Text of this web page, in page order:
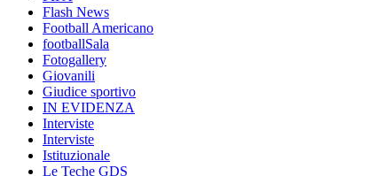
Flash News
Football Americano
footballSala
Fotogallery
Giovanili
Giudice sportivo
IN EVIDENZA
Interviste
Interviste
Istituzionale
Le Teche GDS